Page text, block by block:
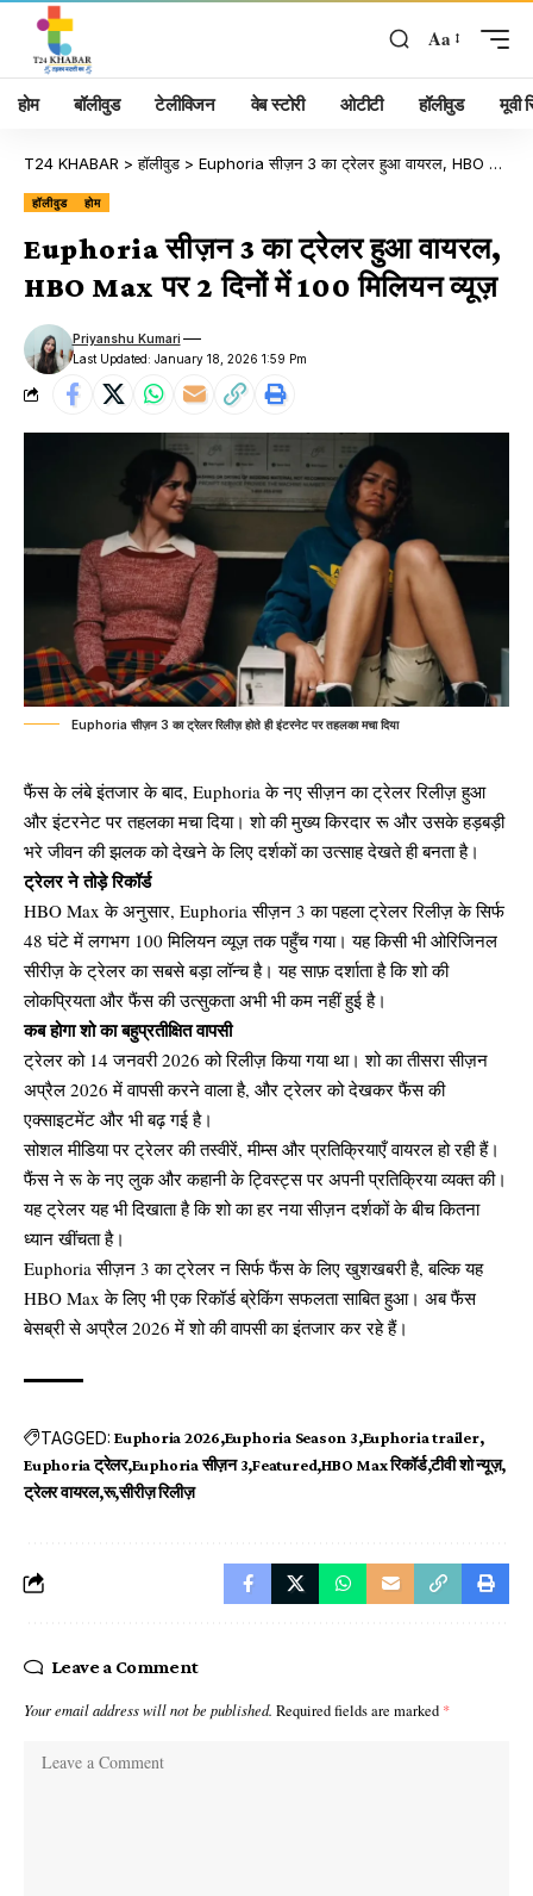
Aa
होम बॉलीवुड टेलीविजन वेब स्टोरी ओटीटी हॉलीवुड मूवी
T24 KHABAR >हॉलीवुड > Euphoria सीज़न 3 का ट्रेलर हुआ वायरल, HBO Max पर 2 दिनों में 100 मिलियन व्यूज़
हॉलीवुड होम
Euphoria सीज़न 3 का ट्रेलर हुआ वायरल,
HBO Max पर 2 दिनों में 100 मिलियन व्यूज़
Last Updated: January 18, 2026 1:59 Pm
Priyanshu Kumari
Euphoria सीज़न 3 का ट्रेलर रिलीज़ होते ही इंटरनेट पर तहलका मचा दिया
फैंस के लंबे इंतजार के बाद, Euphoria के नए सीज़न का ट्रेलर रिलीज़ हुआ
और इंटरनेट पर तहलका मचा दिया। शो की मुख्य किरदार रू और उसके हड़बड़ी
भरे जीवन की झलक को देखने के लिए दर्शकों का उत्साह देखते ही बनता है।
ट्रेलर ने तोड़े रिकॉर्ड
HBO Max के अनुसार, Euphoria सीज़न 3 का पहला ट्रेलर रिलीज़ के सिर्फ
48 घंटे में लगभग 100 मिलियन व्यूज़ तक पहुँच गया। यह किसी भी ओरिजिनल
सीरीज़ के ट्रेलर का सबसे बड़ा लॉन्च है। यह साफ़ दर्शाता है कि शो की
लोकप्रियता और फैंस की उत्सुकता अभी भी कम नहीं हुई है।
कब होगा शो का बहुप्रतीक्षित वापसी
ट्रेलर को 14 जनवरी 2026 को रिलीज़ किया गया था। शो का तीसरा सीज़न
अप्रैल 2026 में वापसी करने वाला है, और ट्रेलर को देखकर फैंस की
एक्साइटमेंट और भी बढ़ गई है।
सोशल मीडिया पर ट्रेलर की तस्वीरें, मीम्स और प्रतिक्रियाएँ वायरल हो रही हैं।
फैंस ने रू के नए लुक और कहानी के ट्विस्ट्स पर अपनी प्रतिक्रिया व्यक्त की।
यह ट्रेलर यह भी दिखाता है कि शो का हर नया सीज़न दर्शकों के बीच कितना
ध्यान खींचता है।
Euphoria सीज़न 3 का ट्रेलर न सिर्फ फैंस के लिए खुशखबरी है, बल्कि यह
HBO Max के लिए भी एक रिकॉर्ड ब्रेकिंग सफलता साबित हुआ। अब फैंस
बेसब्री से अप्रैल 2026 में शो की वापसी का इंतजार कर रहे हैं।
TAGGED: Euphoria 2026 Euphoria Season 3 Euphoria trailer
Euphoria ट्रेलर Euphoria सीज़न 3 Featured HBO Max रिकॉर्ड टीवी शो न्यूज़
ट्रेलर वायरल रू सीरीज़ रिलीज़
Leave a Comment
Your email address will not be published. Required fields are marked *